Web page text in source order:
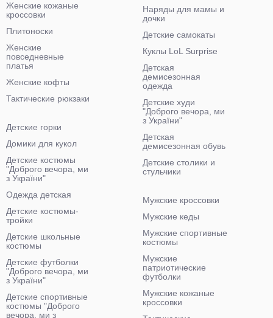
Женские кожаные
кроссовки
Плитоноски
Женские
повседневные
платья
Женские кофты
Тактические рюкзаки
Наряды для мамы и
дочки
Детские самокаты
Куклы LoL Surprise
Детская
демисезонная
одежда
Детские худи
"Доброго вечора, ми
з України"
Детская
демисезонная обувь
Детские столики и
стульчики
Детские горки
Домики для кукол
Детские костюмы
"Доброго вечора, ми
з України"
Одежда детская
Детские костюмы-
тройки
Детские школьные
костюмы
Детские футболки
"Доброго вечора, ми
з України"
Детские спортивные
костюмы "Доброго
вечора, ми з
Мужские кроссовки
Мужские кеды
Мужские спортивные
костюмы
Мужские
патриотические
футболки
Мужские кожаные
кроссовки